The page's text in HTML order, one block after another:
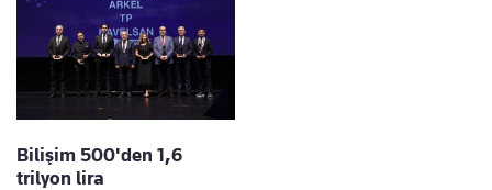
Bilişim 500'den 1,6
trilyon lira